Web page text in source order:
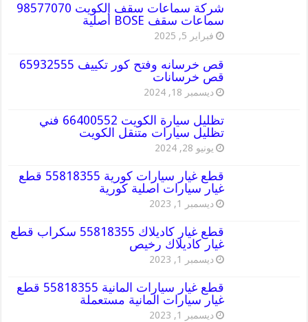
شركة سماعات سقف الكويت 98577070
سماعات سقف BOSE أصلية
فبراير 5, 2025
قص خرسانه وفتح كور تكييف 65932555
قص خرسانات
ديسمبر 18, 2024
تظليل سيارة الكويت 66400552 فني
تظليل سيارات متنقل الكويت
يونيو 28, 2024
قطع غيار سيارات كورية 55818355 قطع
غيار سيارات اصلية كورية
ديسمبر 1, 2023
قطع غيار كاديلاك 55818355 سكراب قطع
غيار كاديلاك رخيص
ديسمبر 1, 2023
قطع غيار سيارات المانية 55818355 قطع
غيار سيارات المانية مستعملة
ديسمبر 1, 2023